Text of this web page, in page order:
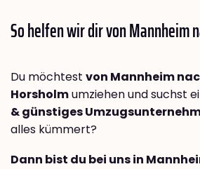
So helfen wir dir von Mannheim
Du möchtest von Mannheim
Horsholmumziehen und suchst
& günstiges
alles kümmert?
Dann bist du bei uns in